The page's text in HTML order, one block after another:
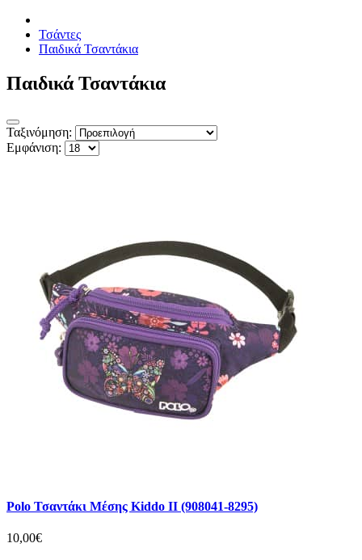
Τσάντες
Παιδικά Τσαντάκια
Παιδικά Τσαντάκια
Ταξινόμηση:
Εμφάνιση:
Polo Τσαντάκι Μέσης Kiddo II (908041-8295)
10,00€